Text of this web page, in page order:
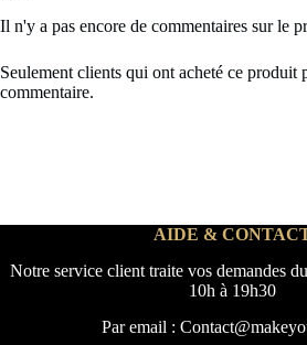
Il n'y a pas encore de commentaires sur le
Seulement clients qui ont acheté ce produit
commentaire.
AIDE &
Notre service client traite vos demandes
10h à 19h30
Par email :